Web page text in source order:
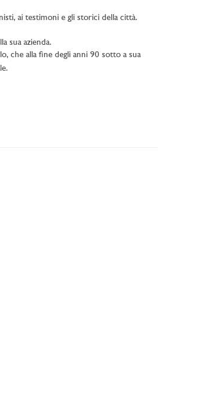
ai testimoni e gli storici della città.
sua azienda.
che alla fine degli anni 90 sotto a sua